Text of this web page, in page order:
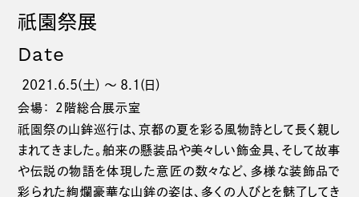
祇園祭展
Date
2021.6.5(土) 〜 8.1(日)
会場： 2階総合展示室
祇園祭の山鉾巡行は、京都の夏を彩る風物詩として長く親し
まれてきました。舶来の懸装品や美々しい飾金具、そして故事
や伝説の物語を体現した意匠の数々など、多様な装飾品で
彩られた絢爛豪華な山鉾の姿は、多くの人びとを魅了してき